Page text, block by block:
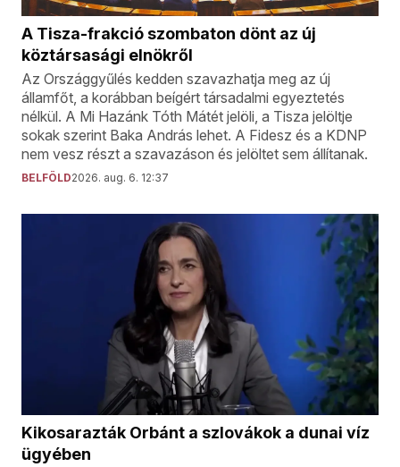
A Tisza-frakció szombaton dönt az új
köztársasági elnökről
Az Országgyűlés kedden szavazhatja meg az új
államfőt, a korábban beígért társadalmi egyeztetés
nélkül. A Mi Hazánk Tóth Mátét jelöli, a Tisza jelöltje
sokak szerint Baka András lehet. A Fidesz és a KDNP
nem vesz részt a szavazáson és jelöltet sem állítanak.
BELFÖLD2026. aug. 6. 12:37
Kikosarazták Orbánt a szlovákok a dunai víz
ügyében